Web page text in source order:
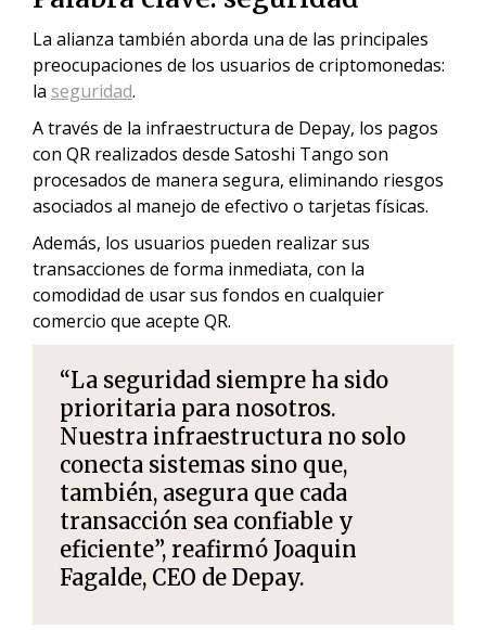
La alianza también aborda una de las principales
preocupaciones de los usuarios de criptomonedas:
la seguridad.
A través de la infraestructura de Depay, los pagos
con QR realizados desde Satoshi Tango son
procesados de manera segura, eliminando riesgos
asociados al manejo de efectivo o tarjetas físicas.
Además, los usuarios pueden realizar sus
transacciones de forma inmediata, con la
comodidad de usar sus fondos en cualquier
comercio que acepte QR.
“La seguridad siempre ha sido
prioritaria para nosotros.
Nuestra infraestructura no solo
conecta sistemas sino que,
también, asegura que cada
transacción sea confiable y
eficiente”, reafirmó Joaquin
Fagalde, CEO de Depay.